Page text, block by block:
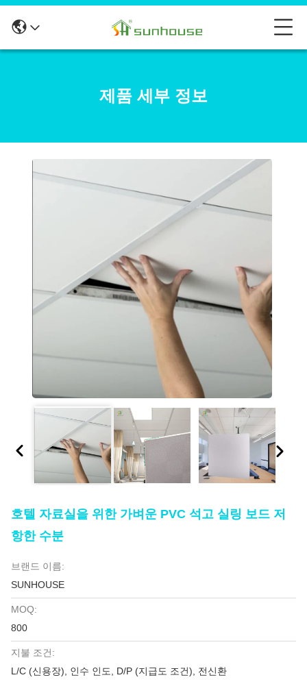
제품 세부 정보
호텔 자료실을 위한 가벼운 PVC 석고 실링 보드 저
항한 수분
브랜드 이름:
SUNHOUSE
MOQ:
800
지불 조건:
L/C (신용장), 인수 인도, D/P (지급도 조건), 전신환